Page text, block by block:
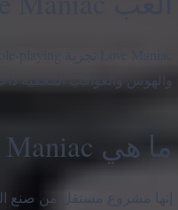
والهوس والعواقب المخفية
ما هي Love Maniac؟
إنها مشروع مستقل من صنع